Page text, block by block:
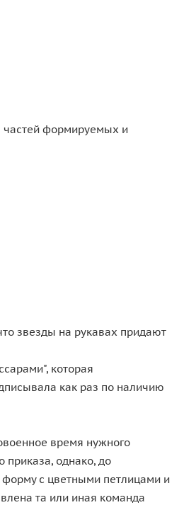
частей формируемых и
звезды на рукавах придают
которая
как раз по наличию
время нужного
приказа, однако, до
с цветными петлицами и
та или иная команда